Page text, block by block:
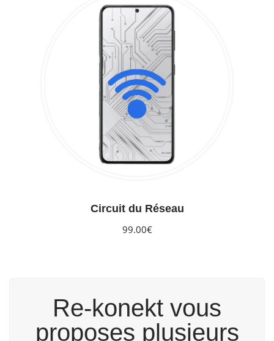
Circuit du Réseau
99.00€
Re-konekt vous
proposes plusieurs